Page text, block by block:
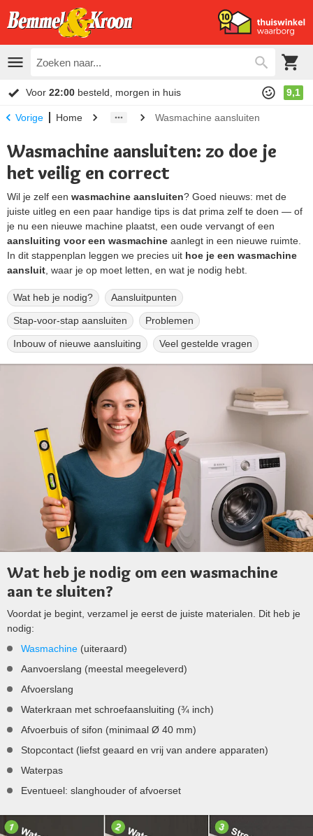
Voor 22:00 besteld, morgen in huis 9,1
Vorige Home Wasmachine aansluiten
Wasmachine aansluiten: zo doe je
het veilig en correct
Wil je zelf een wasmachine aansluiten? Goed nieuws: met de
juiste uitleg en een paar handige tips is dat prima zelf te doen — of
je nu een nieuwe machine plaatst, een oude vervangt of een
aansluiting voor een wasmachine aanlegt in een nieuwe ruimte.
In dit stappenplan leggen we precies uit hoe je een wasmachine
aansluit , waar je op moet letten, en wat je nodig hebt.
Wat heb je nodig? Aansluitpunten
Stap-voor-stap aansluiten Problemen
Inbouw of nieuwe aansluiting Veel gestelde vragen
Wat heb je nodig om een wasmachine
aan te sluiten?
Voordat je begint, verzamel je eerst de juiste materialen. Dit heb je
nodig:
Wasmachine (uiteraard)
Aanvoerslang (meestal meegeleverd)
Afvoerslang
Waterkraan met schroefaansluiting (¾ inch)
Afvoerbuis of sifon (minimaal Ø 40 mm)
Stopcontact (liefst geaard en vrij van andere apparaten)
Waterpas
Eventueel: slanghouder of afvoerset